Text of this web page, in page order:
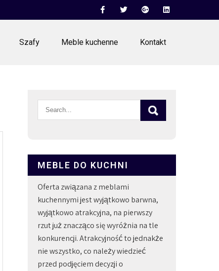
Szafy Meble kuchenne Kontakt
MEBLE DO KUCHNI
Oferta związana z meblami
kuchennymi jest wyjątkowo barwna,
wyjątkowo atrakcyjna, na pierwszy
rzut już znacząco się wyróżnia na tle
konkurencji. Atrakcyjność to jednakże
nie wszystko, co należy wiedzieć
przed podjęciem decyzji o